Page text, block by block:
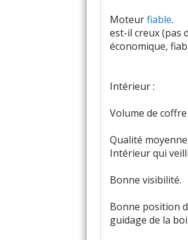
Moteurfiable.
est-il creux (pas
économique,
Intérieur :
Volume de
Qualité
Intérieur qui
Bonne visibilité.
Bonne position
guidage de la